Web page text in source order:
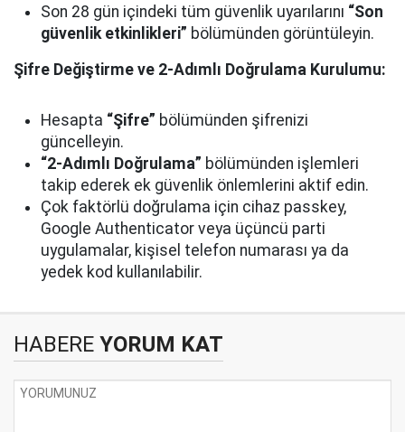
Son 28 gün içindeki tüm güvenlik uyarılarını “Son
güvenlik etkinlikleri” bölümünden görüntüleyin.
Şifre Değiştirme ve 2-Adımlı Doğrulama Kurulumu:
Hesapta “Şifre” bölümünden şifrenizi
güncelleyin.
“2-Adımlı Doğrulama” bölümünden işlemleri
takip ederek ek güvenlik önlemlerini aktif edin.
Çok faktörlü doğrulama için cihaz passkey,
Google Authenticator veya üçüncü parti
uygulamalar, kişisel telefon numarası ya da
yedek kod kullanılabilir.
HABERE YORUM KAT